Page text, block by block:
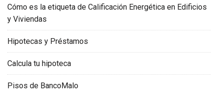
Cómo es la etiqueta de Calificación Energética en Edificios
y Viviendas
Hipotecas y Préstamos
Calcula tu hipoteca
Pisos de BancoMalo